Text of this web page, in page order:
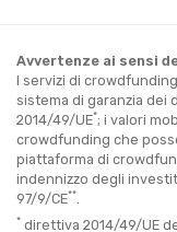
Avvertenze ai sensi
I servizi di
sistema di garanzia
2014/49/UE*; i valori
crowdfunding che
piattaforma di
indennizzo degli
97/9/CE**
* direttiva 2014/49/UE